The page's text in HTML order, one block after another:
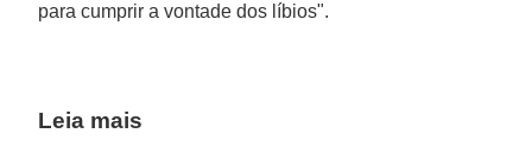
para cumprir a vontade dos líbios".
Leia mais